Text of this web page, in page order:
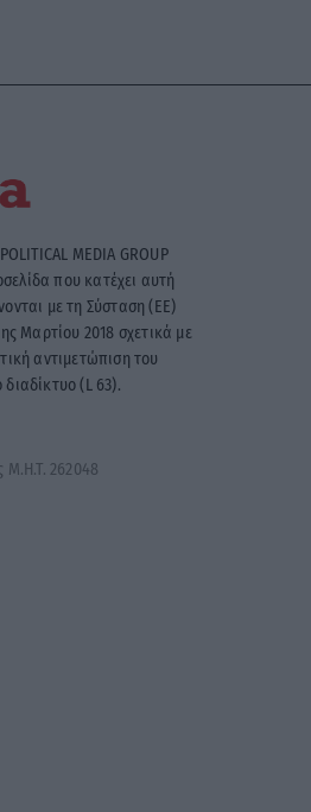
MEDIA GROUP
που κατέχει αυτή
με τη Σύσταση (ΕΕ)
Μαρτίου 2018 σχετικά με
αντιμετώπιση του
(L 63).
Μ.Η.Τ. 262048